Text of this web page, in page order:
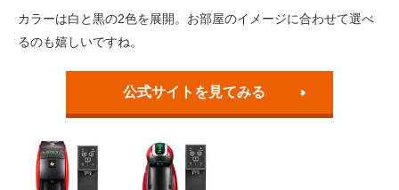
カラーは白と黒の2色を展開。お部屋のイメージに合わせて選べ
るのも嬉しいですね。
公式サイトを見てみる